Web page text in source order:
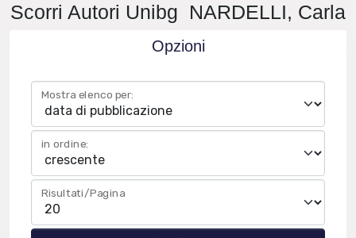
Scorri Autori Unibg NARDELLI, Carla
Opzioni
Mostra elenco per:
in ordine:
Risultati/Pagina